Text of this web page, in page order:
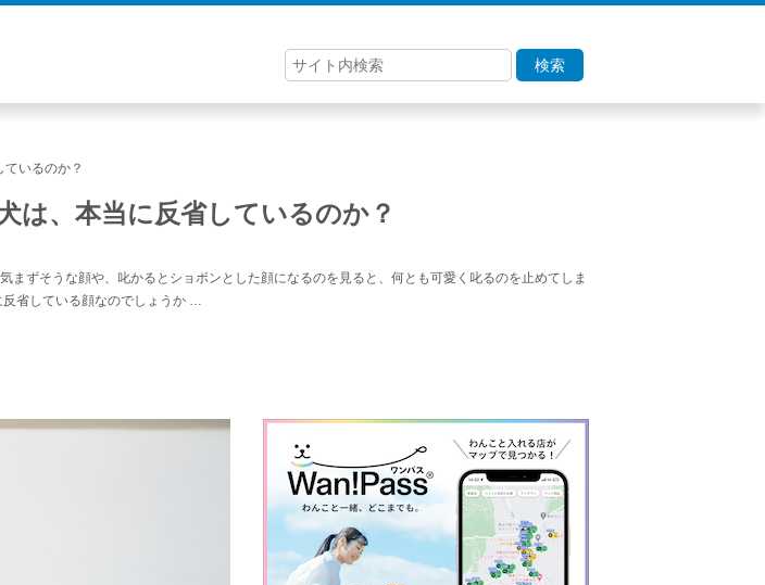
検索
いるのか？
は、本当に反省しているのか？
まずそうな顔や、叱かるとショボンとした顔になるのを見ると、何とも可愛く叱るのを止めてしま
反省している顔なのでしょうか …